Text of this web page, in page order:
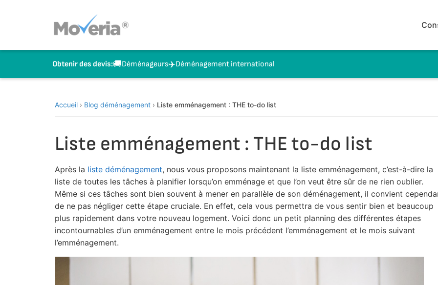
Obtenir des devis:🚚Déménageurs✈️Déménagement international
Accueil › Blog déménagement › Liste emménagement : THE to-do list
Liste emménagement : THE to-do list
Après la liste déménagement, nous vous proposons maintenant la liste emménagement, c’est-à-dire la
liste de toutes les tâches à planifier lorsqu’on emménage et que l’on veut être sûr de ne rien oublier.
Même si ces tâches sont bien souvent à mener en parallèle de son déménagement, il convient
de ne pas négliger cette étape cruciale. En effet, cela vous permettra de vous sentir bien et beaucoup
plus rapidement dans votre nouveau logement. Voici donc un petit planning des différentes étapes
incontournables d’un emménagement entre le mois précédent l’emménagement et le mois suivant
l’emménagement.